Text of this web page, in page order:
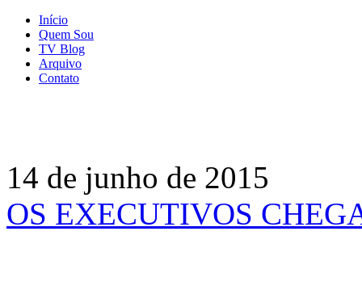
Início
Quem Sou
TV Blog
Arquivo
Contato
14 de junho de 2015
OS EXECUTIVOS